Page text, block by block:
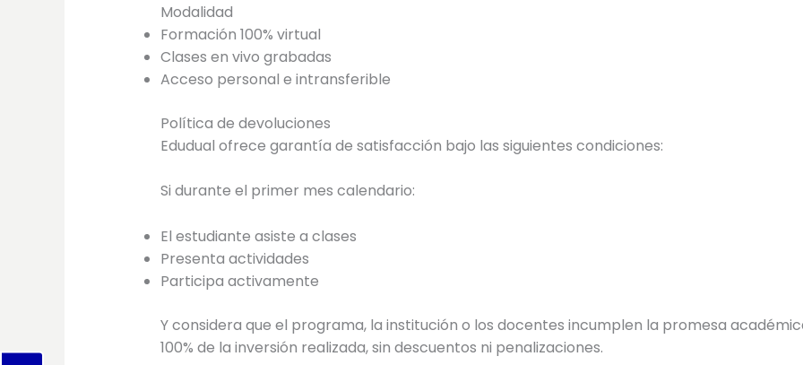
Modalidad
Formación 100% virtual
Clases en vivo grabadas
Acceso personal e intransferible
Política de devoluciones
Edudual ofrece garantía de satisfacción bajo las siguientes condiciones:
Si durante el primer mes calendario:
El estudiante asiste a clases
Presenta actividades
Participa activamente
Y considera que el programa, la institución o los docentes incumplen la promesa
100% de la inversión realizada, sin descuentos ni penalizaciones.